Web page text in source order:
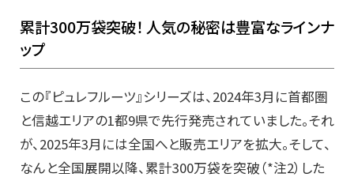
累計300万袋突破！ 人気の秘密は豊富なラインナ
ップ
この『ピュレフルーツ』シリーズは、2024年3月に首都圏
と信越エリアの1都9県で先行発売されていました。それ
が、2025年3月には全国へと販売エリアを拡大。そして、
なんと全国展開以降、累計300万袋を突破（*注2）した